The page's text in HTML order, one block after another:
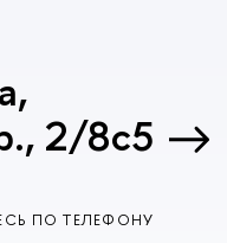
2/8с5
ПО ТЕЛЕФОНУ